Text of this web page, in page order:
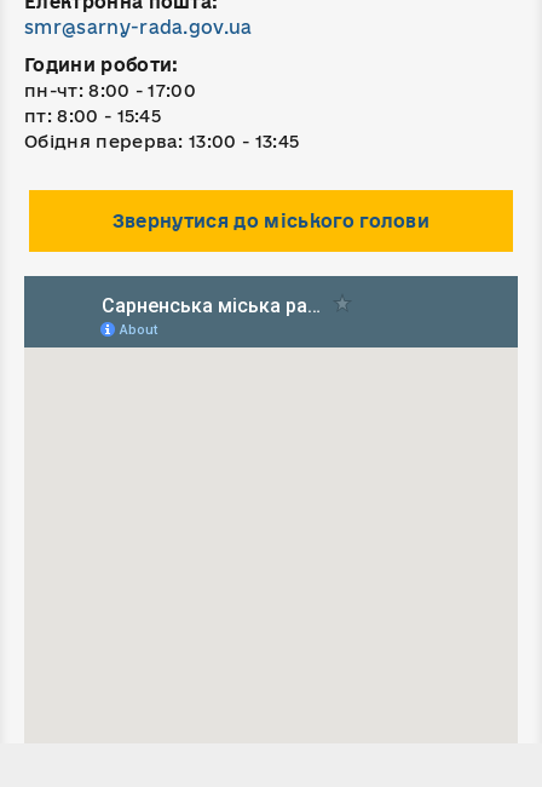
smr@sarny-rada.gov.ua
Години роботи:
пн-чт: 8:00 - 17:00
пт: 8:00 - 15:45
Обідня перерва: 13:00 - 13:45
Звернутися до міського голови